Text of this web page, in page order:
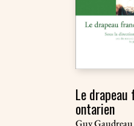
Le drapeau
ontarien
Guy Gaudreau